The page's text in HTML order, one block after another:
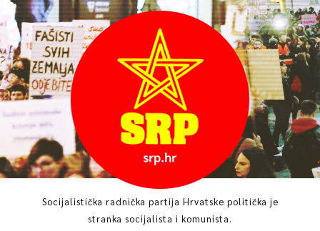
Skip
to
content
Socijalistička radnička partija Hrvatske politička je
stranka socijalista i komunista.